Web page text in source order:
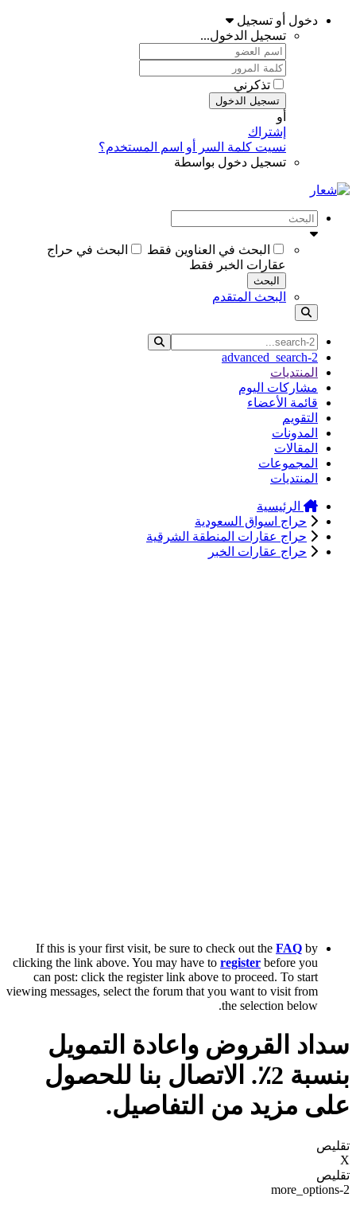
دخول أو تسجيل
تسجيل الدخول...
تذكرني
تسجيل الدخول
أو
إشتراك
نسيت كلمة السر أو اسم المستخدم؟
تسجيل دخول بواسطة
البحث في العناوين فقط
البحث في حراج
عقارات الخبر فقط
البحث
البحث المتقدم
advanced_search-2
المنتديات
مشاركات اليوم
قائمة الأعضاء
التقويم
المدونات
المقالات
المجموعات
المنتديات
الرئيسية
حراج اسواق السعودية
حراج عقارات المنطقة الشرقية
حراج عقارات الخبر
If this is your first visit, be sure to check out the FAQ by
clicking the link above. You may have to register before you
can post: click the register link above to proceed. To start
viewing messages, select the forum that you want to visit from
the selection below.
سداد القروض واعادة التمويل
بنسبة 2٪. الاتصال بنا للحصول
على مزيد من التفاصيل.
تقليص
X
تقليص
more_options-2